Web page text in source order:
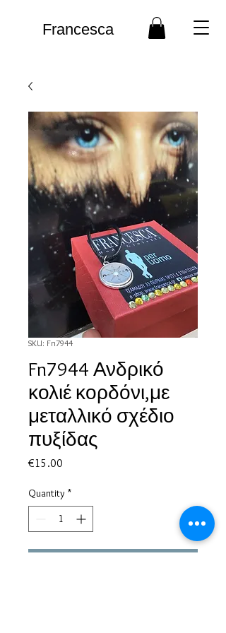
Francesca
SKU: Fn7944
Fn7944 Ανδρικό
κολιέ κορδόνι,με
μεταλλικό σχέδιο
πυξίδας
€15.00
Quantity *